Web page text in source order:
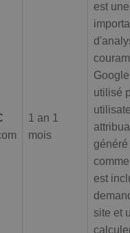
1 an 1
mois
est
utilisé
est
site et